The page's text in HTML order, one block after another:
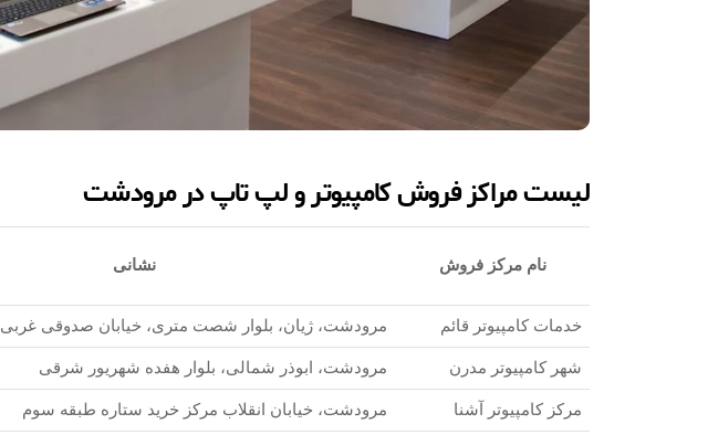
لیست مراکز فروش کامپیوتر و لپ تاپ در مرودشت
نام مرکز فروش نشانی
خدمات کامپیوتر قائم مرودشت، ژیان، بلوار شصت متری، خیابان صدوقی غربی
شهر کامپیوتر مدرن مرودشت، ابوذر شمالی، بلوار هفده شهریور شرقی
مرکز کامپیوتر آشنا مرودشت، خیابان انقلاب مرکز خرید ستاره طبقه سوم